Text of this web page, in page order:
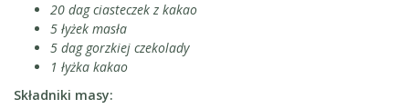
20 dag ciasteczek z kakao
5 łyżek masła
5 dag gorzkiej czekolady
1 łyżka kakao
Składniki masy: